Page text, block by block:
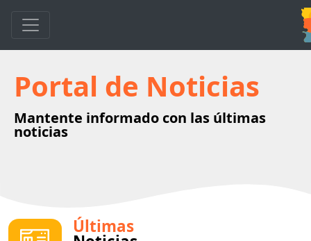
Portal de Noticias
Mantente informado con las últimas
noticias
Últimas